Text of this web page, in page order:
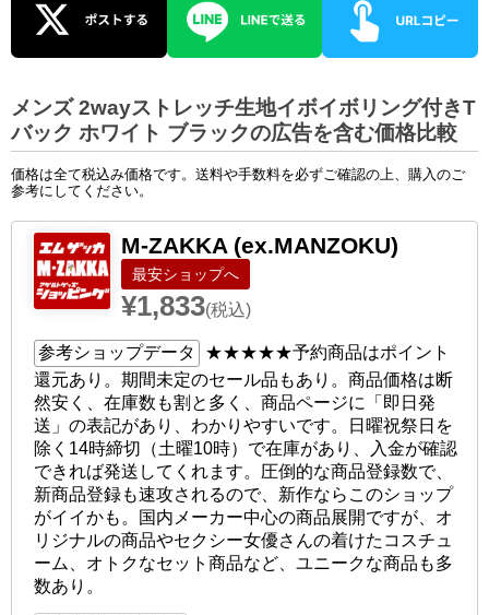
メンズ 2wayストレッチ生地イボイボリング付きT
バック ホワイト ブラックの広告を含む価格比較
価格は全て税込み価格です。送料や手数料を必ずご確認の上、購入のご
参考にしてください。
M-ZAKKA (ex.MANZOKU)
ショップへ
¥1,833(税込)
参考ショップデータ ★★★★★予約商品はポイント
還元あり。期間未定のセール品もあり。商品価格は断
然安く、在庫数も割と多く、商品ページに「即日発
送」の表記があり、わかりやすいです。日曜祝祭日を
除く14時締切（土曜10時）で在庫があり、入金が確認
できれば発送してくれます。圧倒的な商品登録数で、
新商品登録も速攻されるので、新作ならこのショップ
がイイかも。国内メーカー中心の商品展開ですが、オ
リジナルの商品やセクシー女優さんの着けたコスチュ
ーム、オトクなセット商品など、ユニークな商品も多
数あり。